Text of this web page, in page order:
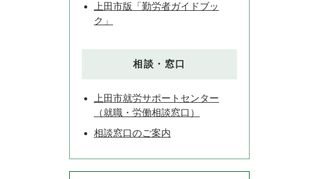
上田市版「勤労者ガイドブッ
ク」
相談・窓口
上田市就労サポートセンター
（就職・労働相談窓口）
相談窓口のご案内